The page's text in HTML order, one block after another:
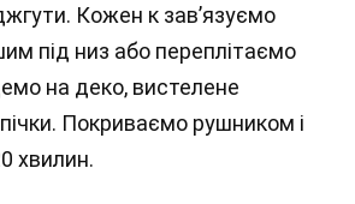
Кожен к зав’язуємо
під низ або переплітаємо
на деко, вистелене
Покриваємо рушником і
хвилин.